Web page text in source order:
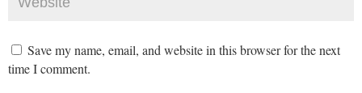
Save my name, email, and website in this browser for the next
time I comment.